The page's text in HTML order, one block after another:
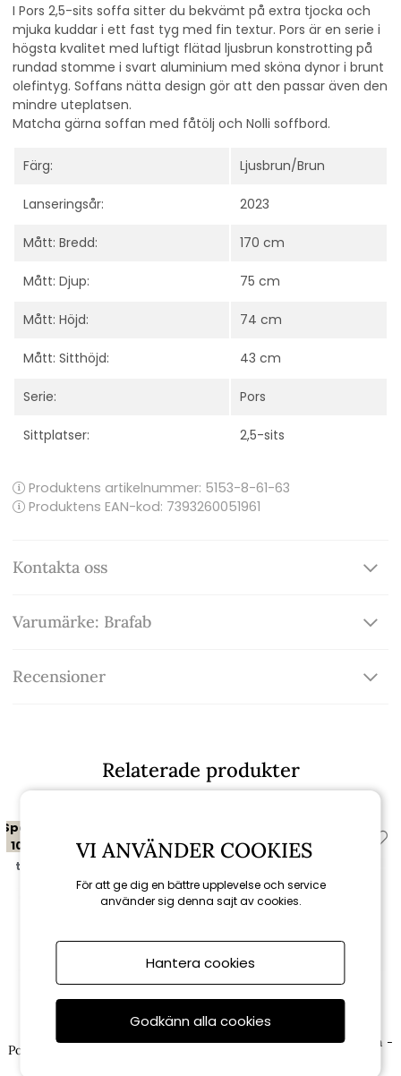
I Pors 2,5-sits soffa sitter du bekvämt på extra tjocka och
mjuka kuddar i ett fast tyg med fin textur. Pors är en serie i
högsta kvalitet med luftigt flätad ljusbrun konstrotting på
rundad stomme i svart aluminium med sköna dynor i brunt
olefintyg. Soffans nätta design gör att den passar även den
mindre uteplatsen.
Matcha gärna soffan med fåtölj och Nolli soffbord.
Färg: Ljusbrun/Brun
Lanseringsår: 2023
Mått: Bredd: 170 cm
Mått: Djup: 75 cm
Mått: Höjd: 74 cm
Mått: Sitthöjd: 43 cm
Serie: Pors
Sittplatser: 2,5-sits
Produktens artikelnummer: 5153-8-61-63
Produktens EAN-kod: 7393260051961
Kontakta oss
Varumärke: Brafab
Recensioner
Relaterade produkter
Spara
10%
till 16/8
Pors fåtölj - ljusbrun/brun dyna
10%
Nolli soffbord 140x70 H45 cm -
VI ANVÄNDER COOKIES
För att ge dig en bättre upplevelse och service
använder sig denna sajt av cookies.
Hantera cookies
Godkänn alla cookies